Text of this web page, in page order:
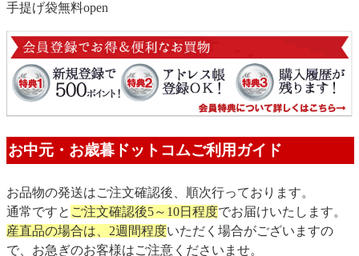
手提げ袋無料open
お中元・お歳暮ドットコムご利用ガイド
お品物の発送はご注文確認後、順次行っております。
通常ですと ご注文確認後5～10日程度でお届けいたします。
産直品の場合は、2週間程度いただく場合がございますの
で、お急ぎのお客様はご注意くださいませ。